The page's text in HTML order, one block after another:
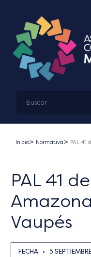
Inicio Normativa PAL 41
PAL 41
Vaupés
FECHA • 5